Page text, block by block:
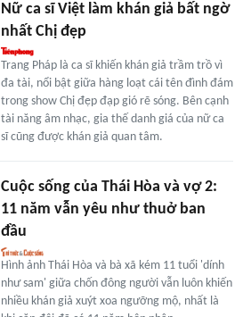
Nữ ca sĩ Việt làm khán giả bất ngờ
nhất Chị đẹp
Trang Pháp là ca sĩ khiến khán giả trầm trồ vì
đa tài, nổi bật giữa hàng loạt cái tên đình đám
trong show Chị đẹp đạp gió rẽ sóng. Bên cạnh
tài năng âm nhạc, gia thế danh giá của nữ ca
sĩ cũng được khán giả quan tâm.
Cuộc sống của Thái Hòa và vợ 2:
11 năm vẫn yêu như thuở ban
đầu
Hình ảnh Thái Hòa và bà xã kém 11 tuổi 'dính
như sam' giữa chốn đông người vẫn luôn khiến
nhiều khán giả xuýt xoa ngưỡng mộ, nhất là